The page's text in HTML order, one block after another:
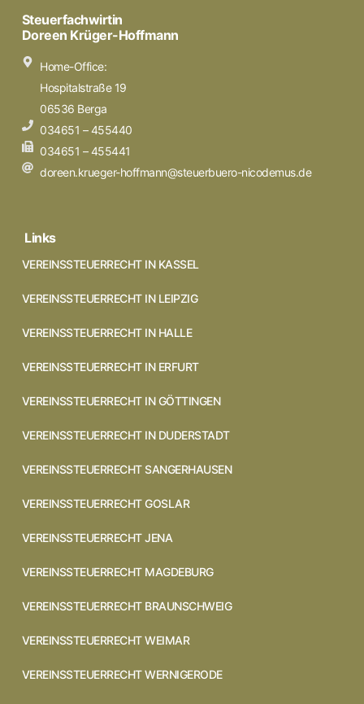
Steuerfachwirtin
Doreen Krüger-Hoffmann
Home-Office:
Hospitalstraße 19
06536 Berga
034651 – 455440
034651 – 455441
doreen.krueger-hoffmann@steuerbuero-nicodemus.de
Links
VEREINSSTEUERRECHT IN KASSEL
VEREINSSTEUERRECHT IN LEIPZIG
VEREINSSTEUERRECHT IN HALLE
VEREINSSTEUERRECHT IN ERFURT
VEREINSSTEUERRECHT IN GÖTTINGEN
VEREINSSTEUERRECHT IN DUDERSTADT
VEREINSSTEUERRECHT SANGERHAUSEN
VEREINSSTEUERRECHT GOSLAR
VEREINSSTEUERRECHT JENA
VEREINSSTEUERRECHT MAGDEBURG
VEREINSSTEUERRECHT BRAUNSCHWEIG
VEREINSSTEUERRECHT WEIMAR
VEREINSSTEUERRECHT WERNIGERODE